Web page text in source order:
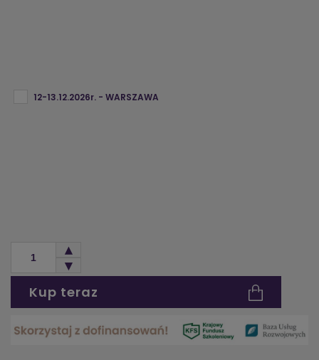
12-13.12.2026r. - WARSZAWA
Kup teraz